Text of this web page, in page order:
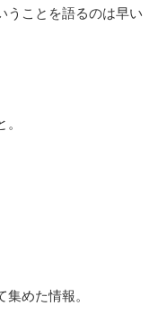
うことを語るのは早い
めた情報。